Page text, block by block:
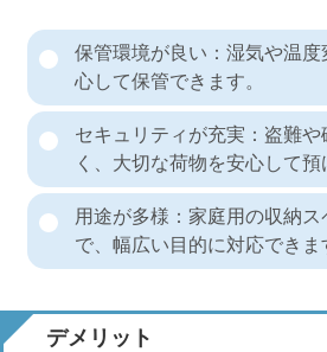
保管環境が良い：湿気や温
心して保管できます。
セキュリティが充実：盗難
く、大切な荷物を安心して預
用途が多様：家庭用の収納ス
で、幅広い目的に対応できま
デメリット